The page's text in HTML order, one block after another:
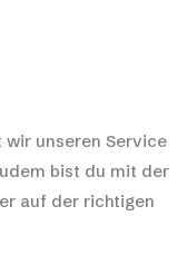
wir unseren Service
bist du mit der
auf der richtigen